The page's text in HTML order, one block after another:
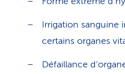
Irrigation sanguine
certains organes
Défaillance